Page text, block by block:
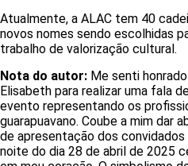
Atualmente, a ALAC tem 40
novos nomes sendo escolhidas
trabalho de valorização cultural.
Nota do autor: Me senti
Elisabeth para realizar uma fala
evento representando os
guarapuavano. Coube a mim dar
de apresentação dos
noite do dia 28 de abril de 2025